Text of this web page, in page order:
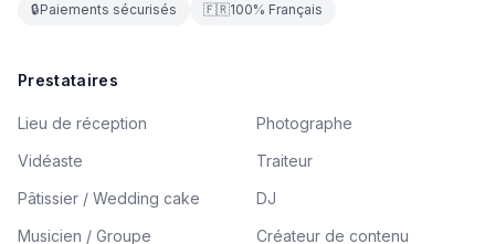
🔒Paiements sécurisés 🇫🇷100% Français
Prestataires
Lieu de réception
Photographe
Vidéaste
Traiteur
Pâtissier / Wedding cake
DJ
Musicien / Groupe
Créateur de contenu